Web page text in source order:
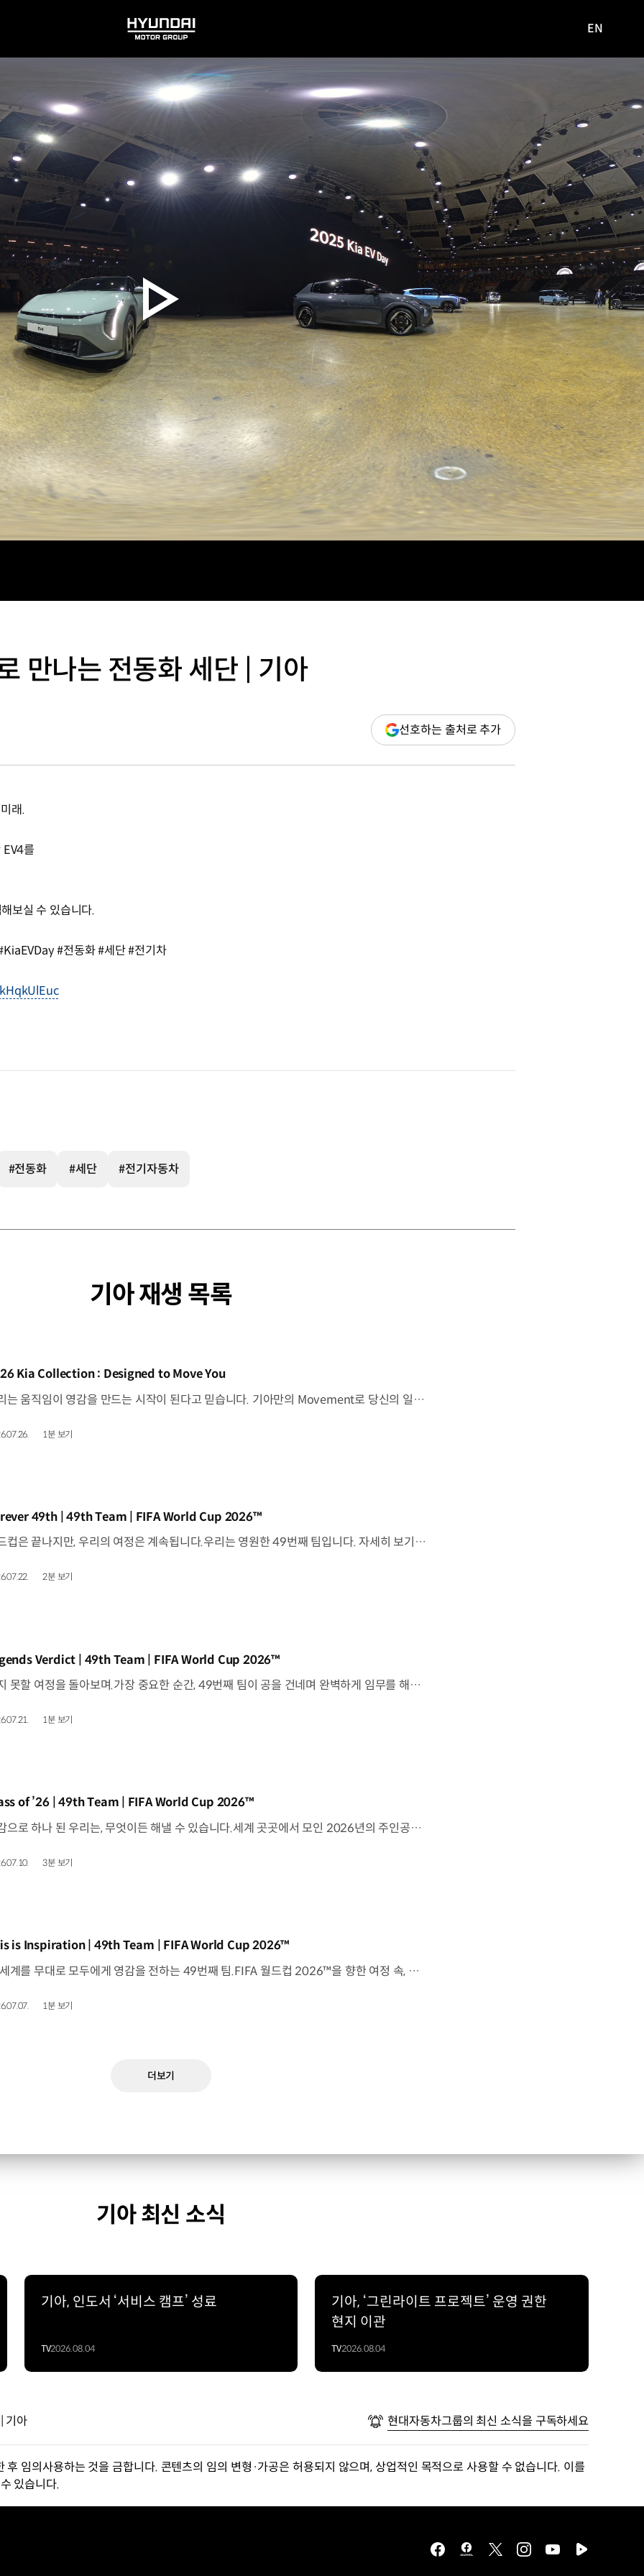
HYUNDAI
MOTOR
GROUP
사이트로
EN
만나는 전동화 세단 | 기아
선호하는 출처로 추가(새
창
열림)
래.
EV4를
보실 수 있습니다.
#전동화 #세단 #전기차
#전동화 #세단 #전기자동차
기아 재생 목록
상]
Kia Collection : Designed to Move You
우리는 움직임이 영감을 만드는 시작이 된다고 믿습니다. 기아만의 Movement로 당신의 일상에 영감을 더해줄 2026 Kia Collection을 만나보세요. Designed to move you. Kia Collection 자세히 보기 ▶ #Kia #기아 #KiaCollection #기아컬렉션 #Designedtomoveyou #lifestyle
1분 보기
상] 49th | 49th Team | FIFA World Cup 2026™
월드컵은 끝나지만, 우리의 여정은 계속됩니다.우리는 영원한 49번째 팀입니다. 자세히 보기 ▶ #Kia #InspirationConnectsUsAll #49thTeam #OMBC #FIFAWorldCup2026 유튜브 쇼츠 보기 >
2분 보기
상]
Verdict | 49th Team | FIFA World Cup 2026™
잊지 못할 여정을 돌아보며.가장 중요한 순간, 49번째 팀이 공을 건네며 완벽하게 임무를 해낸 그 순간을 함께 돌아봅니다. 자세히 보기 ▶ #Kia #InspirationConnectsUsAll #49thTeam #OMBC #FIFAWorldCup2026 유튜브 쇼츠 보기 >
1분 보기
상]of ’26 | 49th Team | FIFA World Cup 2026™
영감으로 하나 된 우리는, 무엇이든 해낼 수 있습니다.세계 곳곳에서 모인 2026년의 주인공들이 FIFA 월드컵™ 오피셜 매치볼 캐리어로 꿈의 무대에 섰습니다. 자세히 보기 ▶ #Kia #InspirationConnectsUsAll #49thTeam #OMBC #FIFAWorldCup2026 유튜브 쇼츠 보기 >
3분 보기
상]
is Inspiration | 49th Team | FIFA World Cup 2026™
전 세계를 무대로 모두에게 영감을 전하는 49번째 팀.FIFA 월드컵 2026™을 향한 여정 속, 이제 사람들의 시선은 이 어린 스타들에게 향합니다. 자세히 보기 ▶ #Kia #InspirationConnectsUsAll #49thTeam #OMBC #FIFAWorldCup2026 유튜브 쇼츠 보기 >
1분 보기
더보기
기아 최신 소식
기아, 인도서 ‘서비스 캠프’ 성료
TV2026.08.04
기아, ‘그린라이트 프로젝트’ 운영 권한
현지 이관
TV2026.08.04
기아 현대자동차그룹의 최신 소식을 구독하세요
후 임의사용하는 것을 금합니다. 콘텐츠의 임의 변형·가공은 허용되지 않으며, 상업적인 목적으로 사용할 수 없습니다. 이를
있습니다.
facebook
hmg
twitterinstagramyoutubenaver